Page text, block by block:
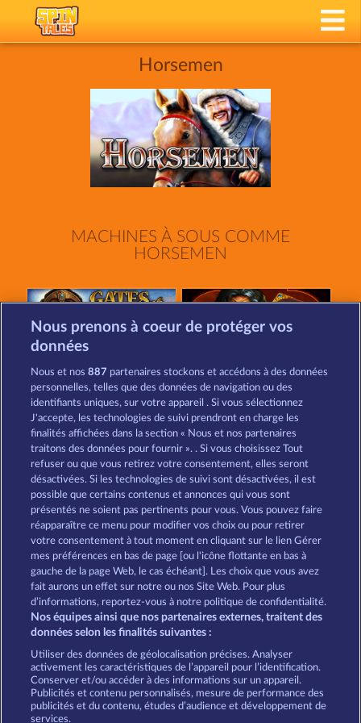
Horsemen
MACHINES À SOUS COMME
HORSEMEN
Gates of Persia Magic Book 6
Magic Book Palace of Treasures
CGU Charte de confidentialité
Mentions légales Société FAQ
Programme d'affiliation
Envoyer la demande de rétractation
Nous prenons à coeur de protéger vos
données
Nous et nos887 partenaires stockons et accédons à des données
personnelles, telles que des données de navigation ou des
identifiants uniques, sur votre appareil . Si vous sélectionnez
J'accepte, les technologies de suivi prendront en charge les
finalités affichées dans la section « Nous et nos partenaires
traitons des données pour fournir ». . Si vous choisissez Tout
refuser ou que vous retirez votre consentement, elles seront
désactivées. Si les technologies de suivi sont désactivées, il est
possible que certains contenus et annonces qui vous sont
présentés ne soient pas pertinents pour vous. Vous pouvez faire
réapparaître ce menu pour modifier vos choix ou pour retirer
votre consentement à tout moment en cliquant sur le lien Gérer
mes préférences en bas de page [ou l'icône flottante en bas à
gauche de la page Web, le cas échéant]. Les choix que vous avez
fait aurons un effet sur notre ou nos Site Web. Pour plus
d’informations, reportez-vous à notre politique de confidentialité.
Nos équipes ainsi que nos partenaires externes, traitent des
données selon les finalités suivantes :
Utiliser des données de géolocalisation précises. Analyser
activement les caractéristiques de l’appareil pour l’identification.
Conserver et/ou accéder à des informations sur un appareil.
Publicités et contenu personnalisés, mesure de performance des
publicités et du contenu, études d’audience et développement de
services.